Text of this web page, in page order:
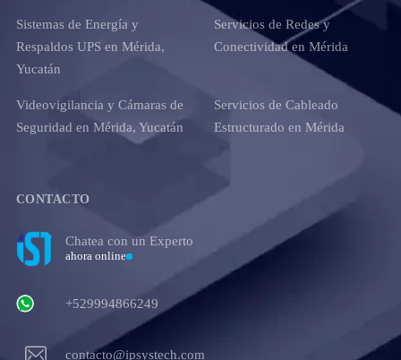
Sistemas de Energía y
Respaldos UPS en Mérida,
Yucatán
Servicios de Redes y
Conectividad en Mérida
Videovigilancia y Cámaras de
Seguridad en Mérida, Yucatán
Servicios de Cableado
Estructurado en Mérida
CONTACTO
Chatea con un Experto
ahora online
+529994866249
contacto@ipsystech.com